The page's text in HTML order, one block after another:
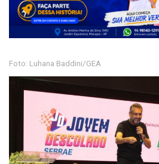
Foto: Luhana Baddini/GEA